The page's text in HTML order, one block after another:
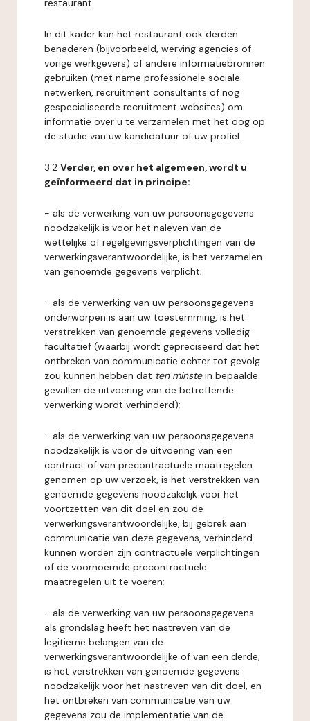
restaurant.
In dit kader kan het restaurant ook derden
benaderen (bijvoorbeeld, werving agencies of
vorige werkgevers) of andere informatiebronnen
gebruiken (met name professionele sociale
netwerken, recruitment consultants of nog
gespecialiseerde recruitment websites) om
informatie over u te verzamelen met het oog op
de studie van uw kandidatuur of uw profiel.
3.2 Verder, en over het algemeen, wordt u
geïnformeerd dat in principe:
- als de verwerking van uw persoonsgegevens
noodzakelijk is voor het naleven van de
wettelijke of regelgevingsverplichtingen van de
verwerkingsverantwoordelijke, is het verzamelen
van genoemde gegevens verplicht;
- als de verwerking van uw persoonsgegevens
onderworpen is aan uw toestemming, is het
verstrekken van genoemde gegevens volledig
facultatief (waarbij wordt gepreciseerd dat het
ontbreken van communicatie echter tot gevolg
zou kunnen hebben dat ten minstein bepaalde
gevallen de uitvoering van de betreffende
verwerking wordt verhinderd);
- als de verwerking van uw persoonsgegevens
noodzakelijk is voor de uitvoering van een
contract of van precontractuele maatregelen
genomen op uw verzoek, is het verstrekken van
genoemde gegevens noodzakelijk voor het
voortzetten van dit doel en zou de
verwerkingsverantwoordelijke, bij gebrek aan
communicatie van deze gegevens, verhinderd
kunnen worden zijn contractuele verplichtingen
of de voornoemde precontractuele
maatregelen uit te voeren;
- als de verwerking van uw persoonsgegevens
als grondslag heeft het nastreven van de
legitieme belangen van de
verwerkingsverantwoordelijke of van een derde,
is het verstrekken van genoemde gegevens
noodzakelijk voor het nastreven van dit doel, en
het ontbreken van communicatie van uw
gegevens zou de implementatie van de